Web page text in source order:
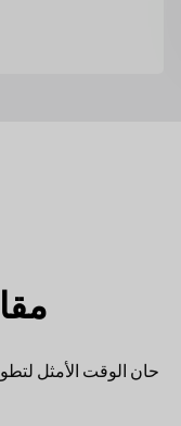
حان الوقت الأمثل